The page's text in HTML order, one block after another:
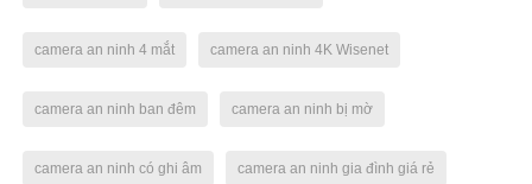
camera an ninh 4 mắt camera an ninh 4K Wisenet
camera an ninh ban đêm camera an ninh bị mờ
camera an ninh có ghi âm camera an ninh gia đình giá rẻ